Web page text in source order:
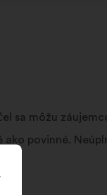
sa môžu
povinné.